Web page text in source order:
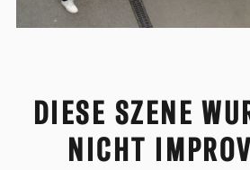
DIESE SZENE
NICHT